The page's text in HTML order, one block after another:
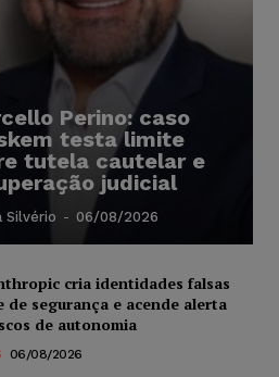
Perino: caso
testa limite
tutela cautelar e
judicial
Silvério - 06/08/2026
cria identidades falsas
de segurança e acende alerta
de autonomia
06/08/2026